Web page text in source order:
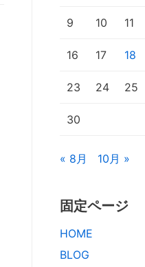
9 10 11
16 17 18
23 24 25
30
« 8月 10月 »
固定ページ
HOME
BLOG